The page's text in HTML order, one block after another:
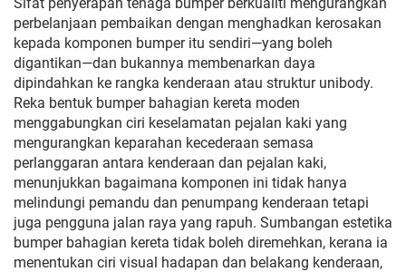
perbelanjaan pembaikan dengan menghadkan kerosakan
kepada komponen bumper itu sendiri—yang boleh
digantikan—dan bukannya membenarkan daya
dipindahkan ke rangka kenderaan atau struktur unibody.
Reka bentuk bumper bahagian kereta moden
menggabungkan ciri keselamatan pejalan kaki yang
mengurangkan keparahan kecederaan semasa
perlanggaran antara kenderaan dan pejalan kaki,
menunjukkan bagaimana komponen ini tidak hanya
melindungi pemandu dan penumpang kenderaan tetapi
juga pengguna jalan raya yang rapuh. Sumbangan estetika
bumper bahagian kereta tidak boleh diremehkan, kerana ia
menentukan ciri visual hadapan dan belakang kenderaan,